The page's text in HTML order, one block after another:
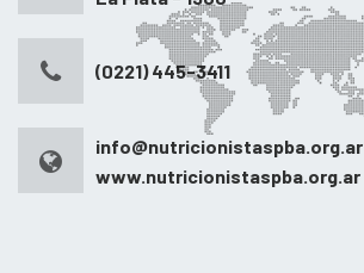
(0221) 445-3411
info@nutricionistaspba.org.ar
www.nutricionistaspba.org.ar